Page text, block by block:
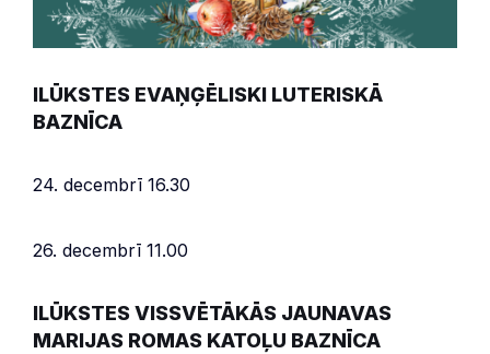
ILŪKSTES EVAŅĢĒLISKI LUTERISKĀ
BAZNĪCA
24. decembrī 16.30
26. decembrī 11.00
ILŪKSTES VISSVĒTĀKĀS JAUNAVAS
MARIJAS ROMAS KATOĻU BAZNĪCA